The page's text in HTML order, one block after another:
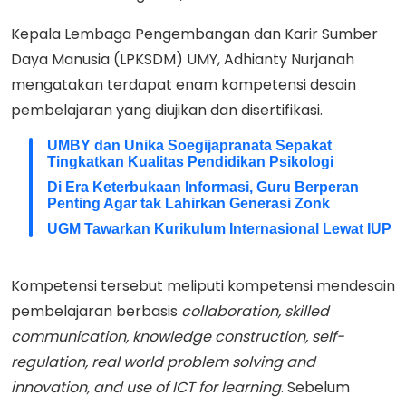
Kepala Lembaga Pengembangan dan Karir Sumber
Daya Manusia (LPKSDM) UMY, Adhianty Nurjanah
mengatakan terdapat enam kompetensi desain
pembelajaran yang diujikan dan disertifikasi.
UMBY dan Unika Soegijapranata Sepakat
Tingkatkan Kualitas Pendidikan Psikologi
Di Era Keterbukaan Informasi, Guru Berperan
Penting Agar tak Lahirkan Generasi Zonk
UGM Tawarkan Kurikulum Internasional Lewat IUP
Kompetensi tersebut meliputi kompetensi mendesain
pembelajaran berbasis collaboration, skilled
communication, knowledge construction, self-
regulation, real world problem solving and
innovation, and use of ICT for learning. Sebelum